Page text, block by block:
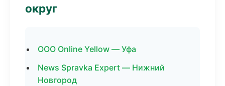
округ
ООО Online Yellow — Уфа
News Spravka Expert — Нижний
Новгород